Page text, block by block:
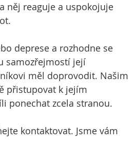
něj reaguje a uspokojuje
deprese a rozhodne se
samozřejmostí její
měl doprovodit. Našim
přistupovat k jejím
ponechat zcela stranou.
kontaktovat. Jsme vám